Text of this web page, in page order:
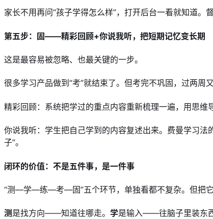
家长不用再问“孩子学得怎么样”，打开后台一看就知道。
第五步：固——精彩回顾+你说我听，把短期记忆变长期
这是最容易被忽略、也最关键的一步。
很多学习产品做到“考”就结束了。但考完不巩固，过两
精彩回顾：系统把学过的重点内容重新梳理一遍，用思维
你说我听：学生把自己学到的内容复述出来。费曼学习
子”。
闭环的价值：不是五件事，是一件事
“测—学—练—考—固”五个环节，单独看都不复杂。但把它
测 是找方向——知道往哪走。 学是输入——往脑子里装东西